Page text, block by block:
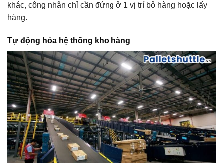
khác, công nhân chỉ cần đứng ở 1 vị trí bỏ hàng hoặc lấy
hàng.
Tự động hóa hệ thống kho hàng